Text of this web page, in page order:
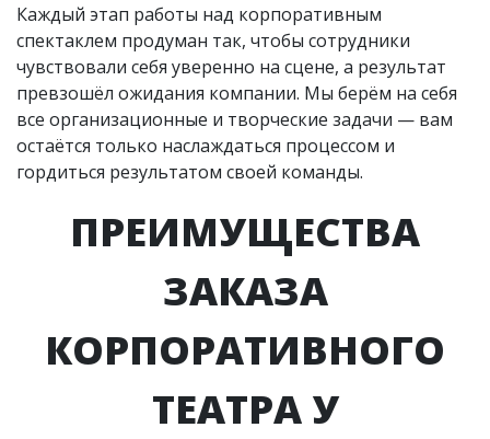
Каждый этап работы над корпоративным
спектаклем продуман так, чтобы сотрудники
чувствовали себя уверенно на сцене, а результат
превзошёл ожидания компании. Мы берём на себя
все организационные и творческие задачи — вам
остаётся только наслаждаться процессом и
гордиться результатом своей команды.
ПРЕИМУЩЕСТВА
ЗАКАЗА
КОРПОРАТИВНОГО
ТЕАТРА У